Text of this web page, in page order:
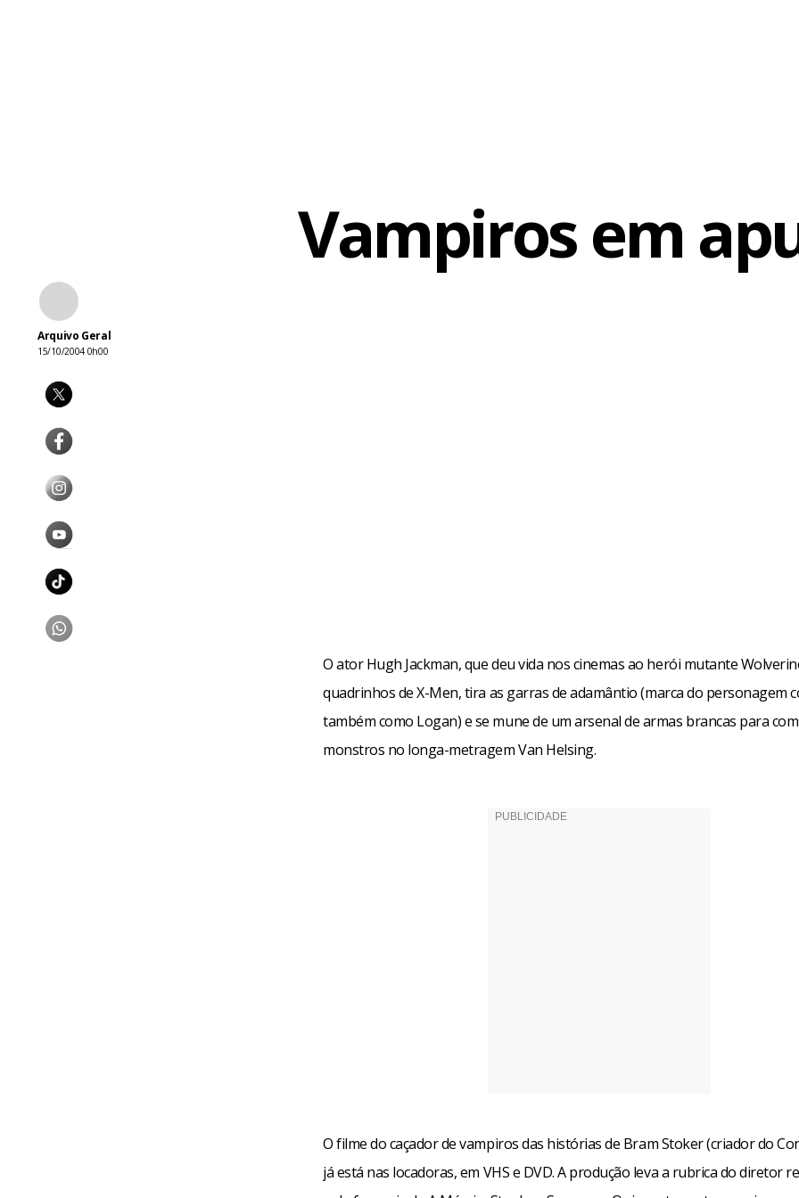
Vampiros em
Arquivo Geral
15/10/2004 0h00
O ator Hugh Jackman, que deu vida nos cinemas ao herói mutante
quadrinhos de X-Men, tira as garras de adamântio (marca do personagem
também como Logan) e se mune de um arsenal de armas brancas para
monstros no longa-metragem Van Helsing.
O filme do caçador de vampiros das histórias de Bram Stoker (criador do
já está nas locadoras, em VHS e DVD. A produção leva a rubrica do diretor